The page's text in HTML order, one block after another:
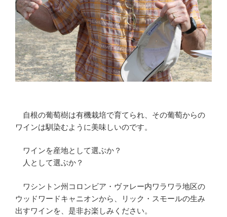
自根の葡萄樹は有機栽培で育てられ、その葡萄からの
ワインは馴染むように美味しいのです。
ワインを産地として選ぶか？
人として選ぶか？
ワシントン州コロンビア・ヴァレー内ワラワラ地区の
ウッドワードキャニオンから、リック・スモールの生み
出すワインを、是非お楽しみください。